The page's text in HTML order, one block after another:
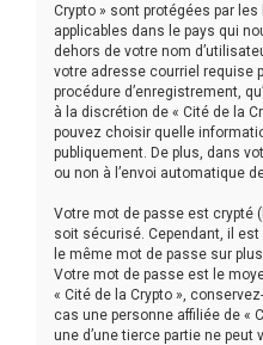
Crypto » sont protégées par
applicables dans le pays qui
dehors de votre nom
votre adresse courriel requise
procédure d’enregistrement,
à la discrétion de « Cité de la
pouvez choisir quelle
publiquement. De plus, dans
ou non à l’envoi automatique
Votre mot de passe est crypté
soit sécurisé. Cependant, il
le même mot de passe sur
Votre mot de passe est le
« Cité de la Crypto »,
cas une personne affiliée de «
une d’une tierce partie ne